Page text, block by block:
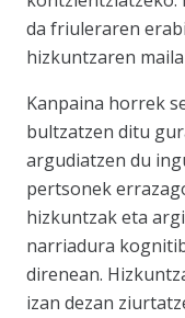
da friuleraren
hizkuntzaren
Kanpaina horrek
bultzatzen ditu
argudiatzen du
pertsonek
hizkuntzak eta
narriadura
direnean.
izan dezan